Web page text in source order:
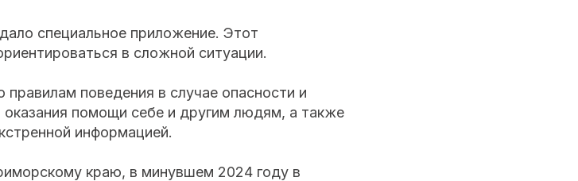
специальное приложение. Этот
в сложной ситуации.
поведения в случае опасности и
помощи себе и другим людям, а также
информацией.
краю, в минувшем 2024 году в